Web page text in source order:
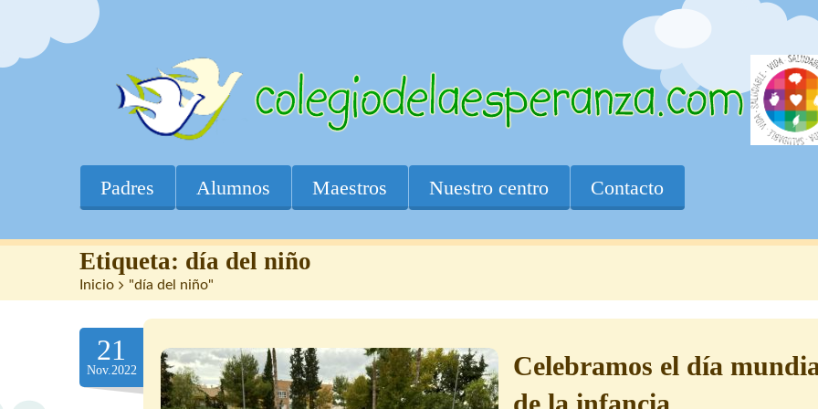
Padres Alumnos Maestros Nuestro centro Contacto
Etiqueta: día del niño
Inicio > "día del niño"
21
Nov.2022
Celebramos el día